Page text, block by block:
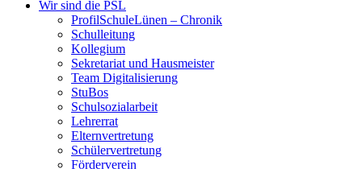
Wir sind die PSL
ProfilSchuleLünen – Chronik
Schulleitung
Kollegium
Sekretariat und Hausmeister
Team Digitalisierung
StuBos
Schulsozialarbeit
Lehrerrat
Elternvertretung
Schülervertretung
Förderverein